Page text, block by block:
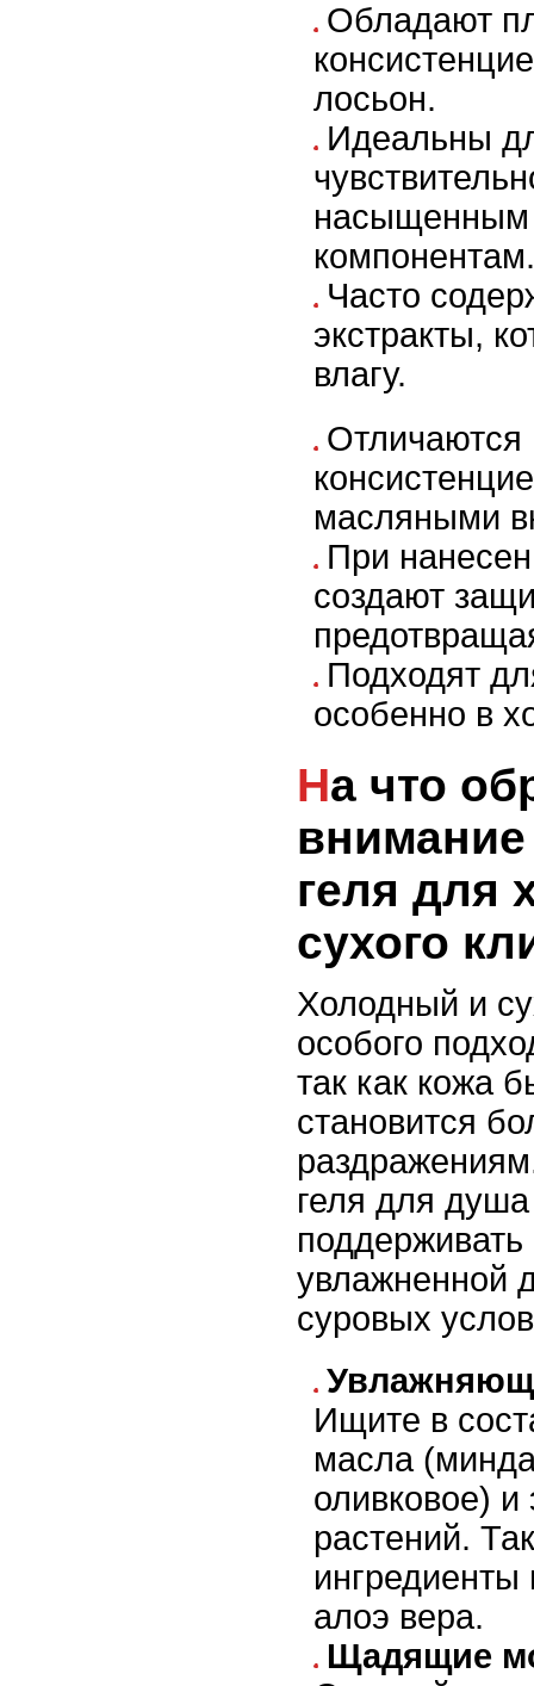
Обладают
лосьон.
Идеальны
компонентам.
Часто
экстракты,
влагу.
Отличаются
масляными
При
создают
Подходят
особенно в
На что обратить
геля для
сухого
Холодный и
особого
так как кожа
становится
геля для
увлажненной
суровых
Ищите в
масла
оливковое) и
растений.
ингредиенты
алоэ вера.
Щадящие